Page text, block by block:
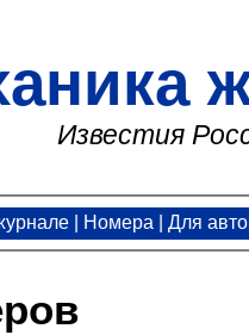
Известия
Номера Для